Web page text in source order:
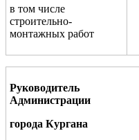
в том числе
строительно-
монтажных работ
Руководитель
Администрации
города Кургана